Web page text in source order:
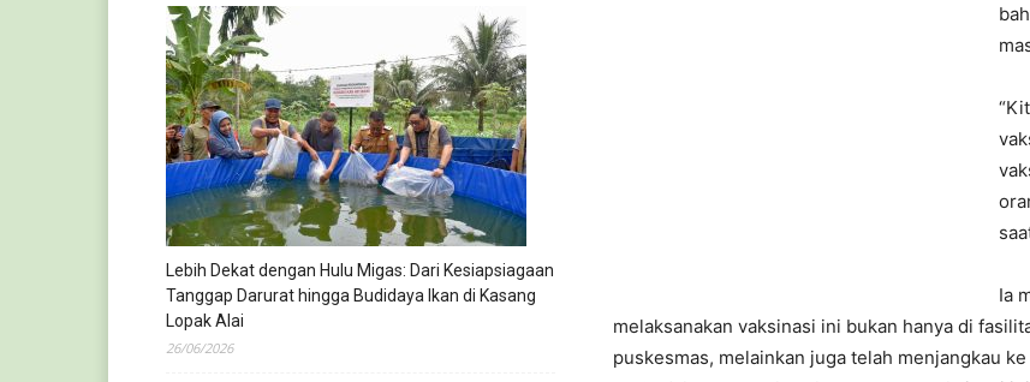
Ia
melaksanakan vaksinasi ini bukan hanya di
puskesmas, melainkan juga telah menjangkau
Lebih Dekat dengan Hulu Migas: Dari Kesiapsiagaan
Tanggap Darurat hingga Budidaya Ikan di Kasang
Lopak Alai
26/06/2026